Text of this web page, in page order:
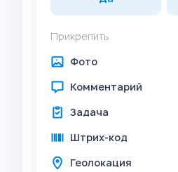
Прикрепить
Фото
Комментарий
Задача
Штрих-код
Геолокация